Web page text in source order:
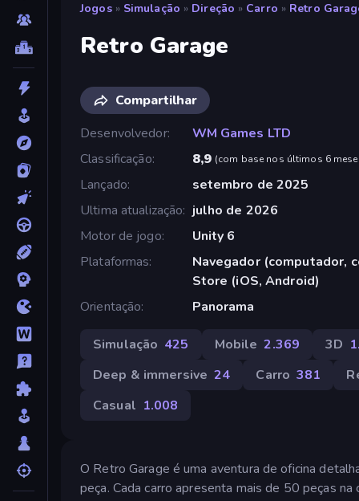
Jogos » Simulação » Direção » Carro » Retro
Retro Garage
Compartilhar
Desenvolvedor
WM Games LTD
Classificação
8,9 (com base nos últimos 6
Lançado
setembro de 2025
Ultima atualização
julho de 2026
Motor de jogo
Unity 6
Plataformas
Navegador (computador,
Store (iOS, Android)
Orientação
Panorama
Simulação 425 Mobile 2.369 3D
Deep & immersive 24 Carro 381
Casual 1.008
O Retro Garage é uma aventura de oficina
peça. Cada carro apresenta mais de 50 peças